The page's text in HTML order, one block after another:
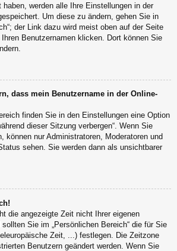
werden alle Ihre Einstellungen in der
Um diese zu ändern, gehen Sie in
der Link dazu wird meist oben auf der Seite
Benutzernamen klicken. Dort können Sie
dass mein Benutzername in der Online-
finden Sie in den Einstellungen eine Option
dieser Sitzung verbergen“. Wenn Sie
können nur Administratoren, Moderatoren und
sehen. Sie werden dann als unsichtbarer
die angezeigte Zeit nicht Ihrer eigenen
Sie im „Persönlichen Bereich“ die für Sie
Zeit, ...) festlegen. Die Zeitzone
Benutzern geändert werden. Wenn Sie